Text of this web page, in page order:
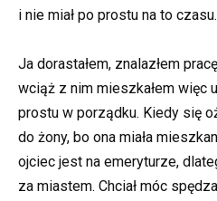
i nie miał po prostu na to czasu.
Ja dorastałem, znalazłem
wciąż z nim mieszkałem więc
prostu w porządku. Kiedy się
do żony, bo ona miała
ojciec jest na emeryturze,
za miastem. Chciał móc